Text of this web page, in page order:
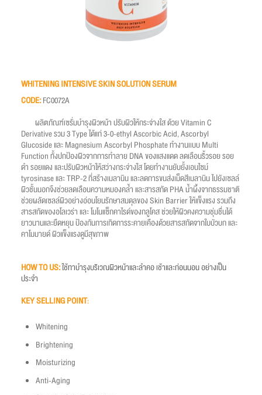
WHITENING INTENSIVE SKIN SOLUTION SERUM
CODE:FC0072A
ผลิตภัณฑ์เซรั่มบำรุงผิวหน้า ปรับผิวให้กระจ่างใส ด้วย Vitamin C
Derivative รวม 3 Type ได้แก่ 3-0-ethyl Ascorbic Acid, Ascorbyl
Glucoside และ Magnesium Ascorbyl Phosphate ทำงานเเบบ Multi
Function ทั้งปกป้องผิวจากการทำลาย DNA ของแสงแดด ลดเลือนริ้วรอย รอย
ดำ รอยแดง และปรับผิวหน้าให้สว่างกระจ่างใส โดยทำงานยับยั้งเอนไซม์
tyrosinase และ TRP-2 ที่สร้างเมลานิน และลดการขนส่งเม็ดสีเมลานิน ไปยังเซลล์
ผิวชั้นนอกจึงช่วยลดเลือนความหมองคล้ำ และสารสกัด PHA น้ำผึ้งจากธรรมชาติ
ช่วยผลัดเซลล์ผิวอย่างอ่อนโยนรักษาสมดุลของ Skin Barrier ให้แข็งแรง รวมถึง
สารสกัดของอโลเวร่า และ โมโนแซ็กคาไรด์ของกลูโคส ช่วยให้ผิวคงความชุ่มชื่นได้
ยาวนานและยืดหยุน ป้องกันการเกิดการระคายเคืองด้วยสารสกัดจากใบบัวบก และ
คาโมมายด์ ผิวแข็งแรงดูมีสุขภาพ
HOW TO US:ใช้ทาบำรุงบริเวณผิวหน้าและลำคอ เช้าและก่อนนอน อย่างเป็น
ประจำ
KEY SELLING POINT:
Whitening
Brightening
Moisturizing
Anti-Aging